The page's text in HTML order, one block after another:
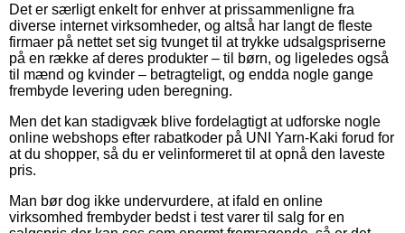
Det er særligt enkelt for enhver at prissammenligne fra
diverse internet virksomheder, og altså har langt de fleste
firmaer på nettet set sig tvunget til at trykke udsalgspriserne
på en række af deres produkter – til børn, og ligeledes også
til mænd og kvinder – betragteligt, og endda nogle gange
frembyde levering uden beregning.
Men det kan stadigvæk blive fordelagtigt at udforske nogle
online webshops efter rabatkoder på UNI Yarn-Kaki forud for
at du shopper, så du er velinformeret til at opnå den laveste
pris.
Man bør dog ikke undervurdere, at ifald en online
virksomhed frembyder bedst i test varer til salg for en